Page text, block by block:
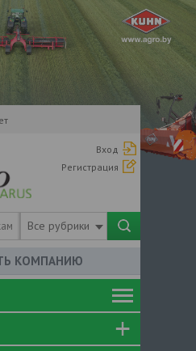
Вход
Регистрация
Все рубрики
КОМПАНИЮ